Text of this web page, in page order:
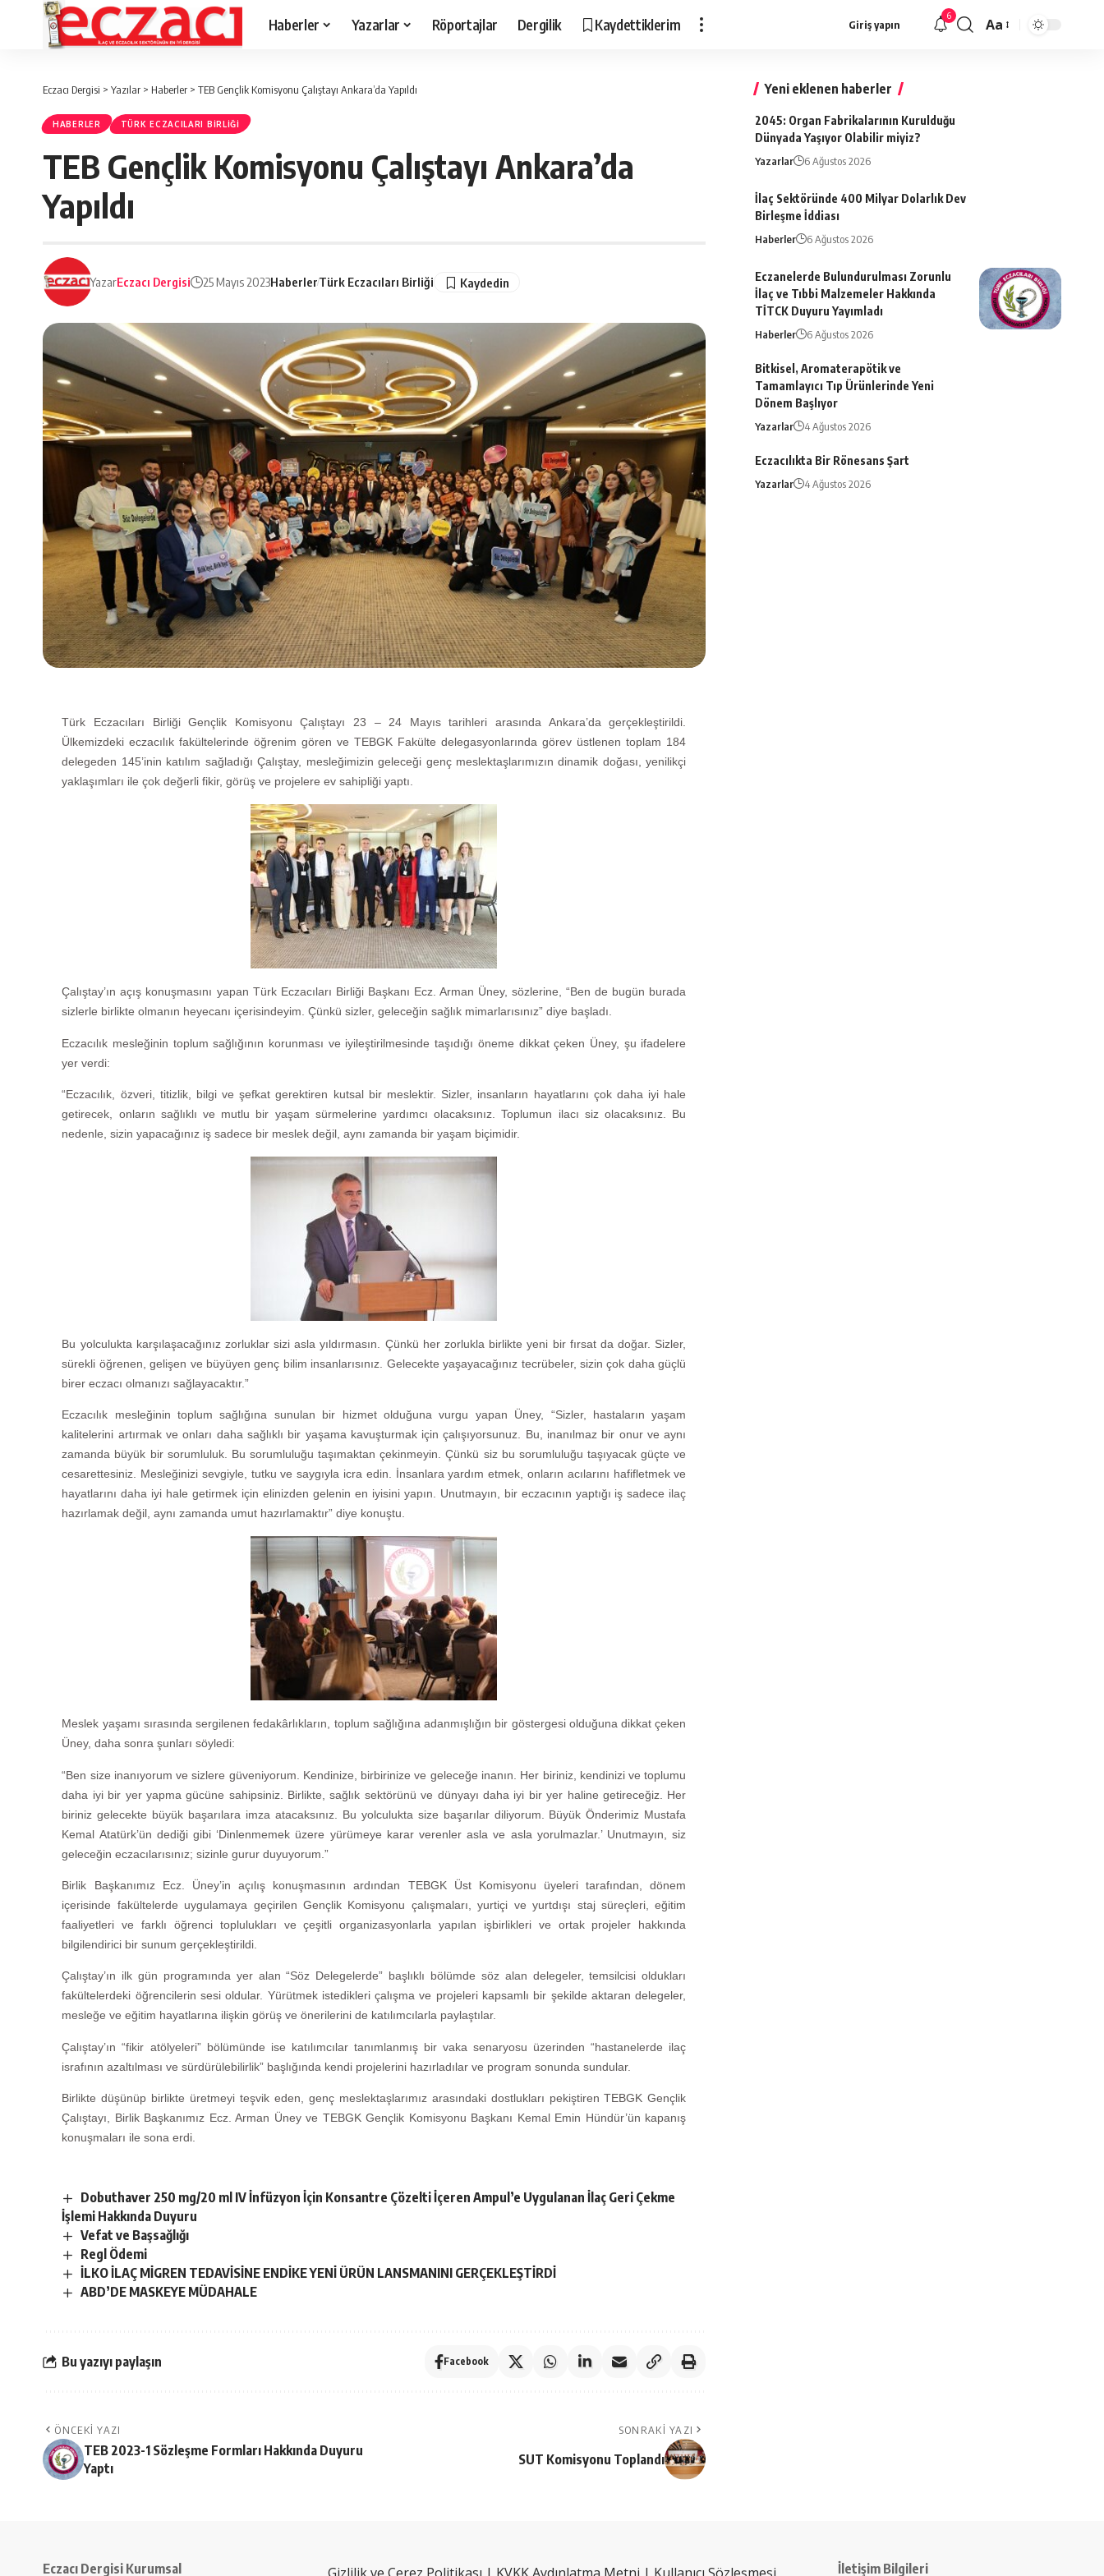
Haberler Yazarlar Röportajlar Dergilik Kaydettiklerim Giriş yapın
6
Font
Aa
Eczacı Dergisi > Yazılar > Haberler > TEB Gençlik Komisyonu Çalıştayı Ankara’da Yapıldı
HABERLER TÜRK ECZACILARI BIRLIĞI
TEB Gençlik Komisyonu Çalıştayı Ankara’da
Yapıldı
YazarEczacı Dergisi 25 Mayıs 2023HaberlerTürk Eczacıları Birliği
Türk Eczacıları Birliği Gençlik Komisyonu Çalıştayı 23 – 24 Mayıs tarihleri arasında Ankara’da gerçekleştirildi.
Ülkemizdeki eczacılık fakültelerinde öğrenim gören ve TEBGK Fakülte delegasyonlarında görev üstlenen toplam 184
delegeden 145’inin katılım sağladığı Çalıştay, mesleğimizin geleceği genç meslektaşlarımızın dinamik doğası, yenilikçi
yaklaşımları ile çok değerli fikir, görüş ve projelere ev sahipliği yaptı.
Çalıştay’ın açış konuşmasını yapan Türk Eczacıları Birliği Başkanı Ecz. Arman Üney, sözlerine, “Ben de bugün burada
sizlerle birlikte olmanın heyecanı içerisindeyim. Çünkü sizler, geleceğin sağlık mimarlarısınız” diye başladı.
Eczacılık mesleğinin toplum sağlığının korunması ve iyileştirilmesinde taşıdığı öneme dikkat çeken Üney, şu ifadelere
yer verdi:
“Eczacılık, özveri, titizlik, bilgi ve şefkat gerektiren kutsal bir meslektir. Sizler, insanların hayatlarını çok daha iyi hale
getirecek, onların sağlıklı ve mutlu bir yaşam sürmelerine yardımcı olacaksınız. Toplumun ilacı siz olacaksınız. Bu
nedenle, sizin yapacağınız iş sadece bir meslek değil, aynı zamanda bir yaşam biçimidir.
Bu yolculukta karşılaşacağınız zorluklar sizi asla yıldırmasın. Çünkü her zorlukla birlikte yeni bir fırsat da doğar. Sizler,
sürekli öğrenen, gelişen ve büyüyen genç bilim insanlarısınız. Gelecekte yaşayacağınız tecrübeler, sizin çok daha güçlü
birer eczacı olmanızı sağlayacaktır.”
Eczacılık mesleğinin toplum sağlığına sunulan bir hizmet olduğuna vurgu yapan Üney, “Sizler, hastaların yaşam
kalitelerini artırmak ve onları daha sağlıklı bir yaşama kavuşturmak için çalışıyorsunuz. Bu, inanılmaz bir onur ve aynı
zamanda büyük bir sorumluluk. Bu sorumluluğu taşımaktan çekinmeyin. Çünkü siz bu sorumluluğu taşıyacak güçte ve
cesarettesiniz. Mesleğinizi sevgiyle, tutku ve saygıyla icra edin. İnsanlara yardım etmek, onların acılarını hafifletmek ve
hayatlarını daha iyi hale getirmek için elinizden gelenin en iyisini yapın. Unutmayın, bir eczacının yaptığı iş sadece ilaç
hazırlamak değil, aynı zamanda umut hazırlamaktır” diye konuştu.
Meslek yaşamı sırasında sergilenen fedakârlıkların, toplum sağlığına adanmışlığın bir göstergesi olduğuna dikkat çeken
Üney, daha sonra şunları söyledi:
“Ben size inanıyorum ve sizlere güveniyorum. Kendinize, birbirinize ve geleceğe inanın. Her biriniz, kendinizi ve toplumu
daha iyi bir yer yapma gücüne sahipsiniz. Birlikte, sağlık sektörünü ve dünyayı daha iyi bir yer haline getireceğiz. Her
biriniz gelecekte büyük başarılara imza atacaksınız. Bu yolculukta size başarılar diliyorum. Büyük Önderimiz Mustafa
Kemal Atatürk’ün dediği gibi ‘Dinlenmemek üzere yürümeye karar verenler asla ve asla yorulmazlar.’ Unutmayın, siz
geleceğin eczacılarısınız; sizinle gurur duyuyorum.”
Birlik Başkanımız Ecz. Üney’in açılış konuşmasının ardından TEBGK Üst Komisyonu üyeleri tarafından, dönem
içerisinde fakültelerde uygulamaya geçirilen Gençlik Komisyonu çalışmaları, yurtiçi ve yurtdışı staj süreçleri, eğitim
faaliyetleri ve farklı öğrenci toplulukları ve çeşitli organizasyonlarla yapılan işbirlikleri ve ortak projeler hakkında
bilgilendirici bir sunum gerçekleştirildi.
Çalıştay’ın ilk gün programında yer alan “Söz Delegelerde” başlıklı bölümde söz alan delegeler, temsilcisi oldukları
fakültelerdeki öğrencilerin sesi oldular. Yürütmek istedikleri çalışma ve projeleri kapsamlı bir şekilde aktaran delegeler,
mesleğe ve eğitim hayatlarına ilişkin görüş ve önerilerini de katılımcılarla paylaştılar.
Çalıştay’ın “fikir atölyeleri” bölümünde ise katılımcılar tanımlanmış bir vaka senaryosu üzerinden “hastanelerde ilaç
israfının azaltılması ve sürdürülebilirlik” başlığında kendi projelerini hazırladılar ve program sonunda sundular.
Birlikte düşünüp birlikte üretmeyi teşvik eden, genç meslektaşlarımız arasındaki dostlukları pekiştiren TEBGK Gençlik
Çalıştayı, Birlik Başkanımız Ecz. Arman Üney ve TEBGK Gençlik Komisyonu Başkanı Kemal Emin Hündür’ün kapanış
konuşmaları ile sona erdi.
Dobuthaver 250 mg/20 ml IV İnfüzyon İçin Konsantre Çözelti İçeren Ampul’e Uygulanan İlaç Geri Çekme
İşlemi Hakkında Duyuru
Vefat ve Başsağlığı
Regl Ödemi
İLKO İLAÇ MİGREN TEDAVİSİNE ENDİKE YENİ ÜRÜN LANSMANINI GERÇEKLEŞTİRDİ
ABD’DE MASKEYE MÜDAHALE
Bu yazıyı paylaşın Facebook
ÖNCEKI YAZI
TEB 2023-1 Sözleşme Formları Hakkında Duyuru
Yaptı
SONRAKI YAZI
SUT Komisyonu Toplandı
Yeni eklenen haberler
2045: Organ Fabrikalarının Kurulduğu
Dünyada Yaşıyor Olabilir miyiz?
Yazarlar 6 Ağustos 2026
İlaç Sektöründe 400 Milyar Dolarlık Dev
Birleşme İddiası
Haberler 6 Ağustos 2026
Eczanelerde Bulundurulması Zorunlu
İlaç ve Tıbbi Malzemeler Hakkında
TİTCK Duyuru Yayımladı
Haberler 6 Ağustos 2026
Bitkisel, Aromaterapötik ve
Tamamlayıcı Tıp Ürünlerinde Yeni
Dönem Başlıyor
Yazarlar 4 Ağustos 2026
Eczacılıkta Bir Rönesans Şart
Yazarlar 4 Ağustos 2026
Eczacı Dergisi Kurumsal İletişim Bilgileri